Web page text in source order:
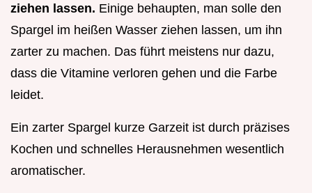
ziehen lassen. Einige behaupten, man solle den
Spargel im heißen Wasser ziehen lassen, um ihn
zarter zu machen. Das führt meistens nur dazu,
dass die Vitamine verloren gehen und die Farbe
leidet.
Ein zarter Spargel kurze Garzeit ist durch präzises
Kochen und schnelles Herausnehmen wesentlich
aromatischer.